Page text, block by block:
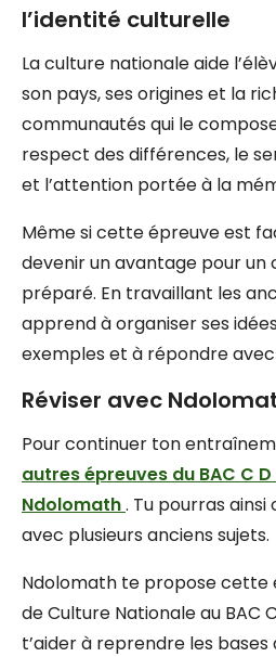
l’identité culturelle
La culture nationale aide
son pays, ses origines et la
communautés qui le
respect des différences, le
et l’attention portée à la
Même si cette épreuve est
devenir un avantage pour un
préparé. En travaillant les
apprend à organiser ses
exemples et à répondre avec
Réviser avec
Pour continuer ton
autres épreuves du BAC C
Ndolomath. Tu pourras
avec plusieurs anciens sujets.
Ndolomath te propose cette
de Culture Nationale au BAC
t’aider à reprendre les